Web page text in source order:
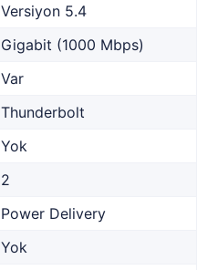
Versiyon 5.4
Gigabit (1000 Mbps)
Var
Thunderbolt
Yok
2
Power Delivery
Yok